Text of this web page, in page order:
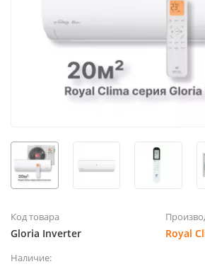
Код товара
Gloria Inverter Royal
Наличие: